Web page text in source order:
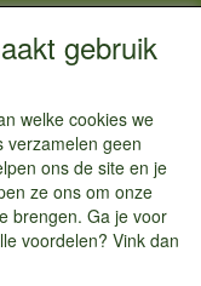
gebruik
welke cookies we
verzamelen geen
ons de site en je
ze ons om onze
brengen. Ga je voor
voordelen? Vink dan